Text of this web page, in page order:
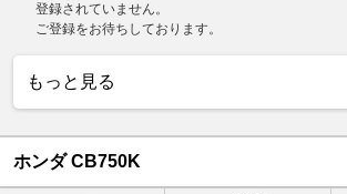
登録されていません。
ご登録をお待ちしております。
もっと見る
ホンダ CB750K